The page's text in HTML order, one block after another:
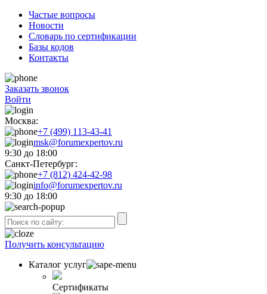
Частые вопросы
Новости
Словарь по сертификации
Базы кодов
Контакты
Заказать звонок
Войти
Москва:
+7 (499) 113-43-41
msk@forumexpertov.ru
9:30 до 18:00
Санкт-Петербург:
+7 (812) 424-42-98
info@forumexpertov.ru
9:30 до 18:00
Получить консультацию
Каталог услуг
Сертификаты